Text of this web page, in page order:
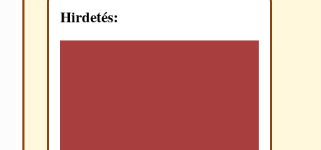
Hirdetés: